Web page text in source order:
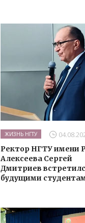
ЖИЗНЬ НГТУ
Ректор НГТУ имени
Алексеева Сергей
Дмитриев
будущими